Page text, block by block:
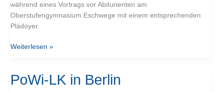
während eines Vortrags vor Abiturienten am
Oberstufengymnasium Eschwege mit einem entsprechenden
Plädoyer.
Weiterlesen »
PoWi-LK in Berlin
PoWi-
LK